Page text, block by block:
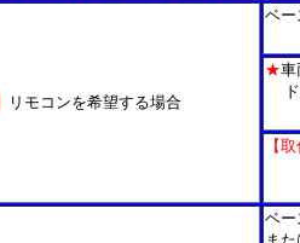
リモコンを希望する場合
ベー
★車
ド
【
ベー